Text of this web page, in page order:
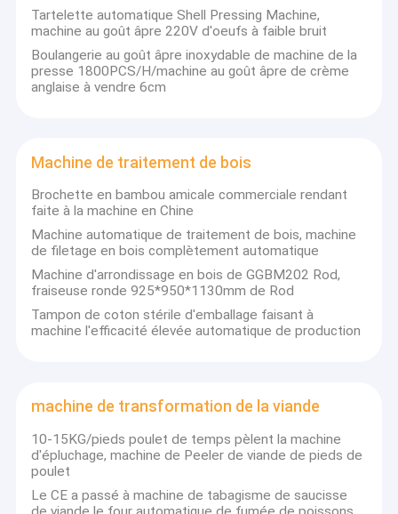
Tartelette automatique Shell Pressing Machine,
machine au goût âpre 220V d'oeufs à faible bruit
Boulangerie au goût âpre inoxydable de machine de la
presse 1800PCS/H/machine au goût âpre de crème
anglaise à vendre 6cm
Machine de traitement de bois
Brochette en bambou amicale commerciale rendant
faite à la machine en Chine
Machine automatique de traitement de bois, machine
de filetage en bois complètement automatique
Machine d'arrondissage en bois de GGBM202 Rod,
fraiseuse ronde 925*950*1130mm de Rod
Tampon de coton stérile d'emballage faisant à
machine l'efficacité élevée automatique de production
machine de transformation de la viande
10-15KG/pieds poulet de temps pèlent la machine
d'épluchage, machine de Peeler de viande de pieds de
poulet
Le CE a passé à machine de tabagisme de saucisse